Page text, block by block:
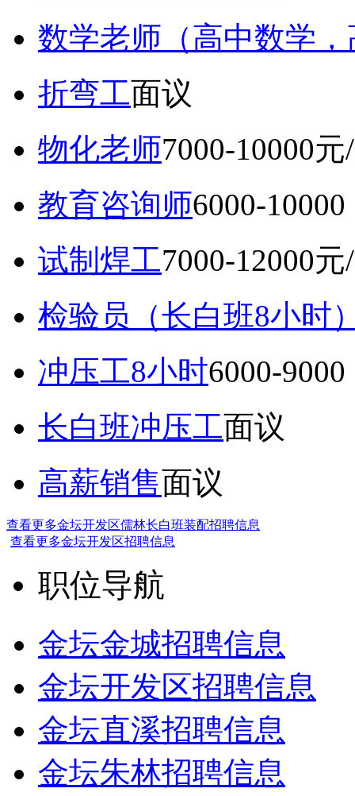
数学老师（高中数学
折弯工面议
物化老师7000-10000元
教育咨询师6000-
试制焊工7000-12000元
检验员（长白班8小时
冲压工8小时6000-
长白班冲压工面议
高薪销售面议
查看更多金坛开发区儒林长白班装配招聘信息
查看更多金坛开发区招聘信息
职位导航
金坛金城招聘信息
金坛开发区招聘信息
金坛直溪招聘信息
金坛朱林招聘信息